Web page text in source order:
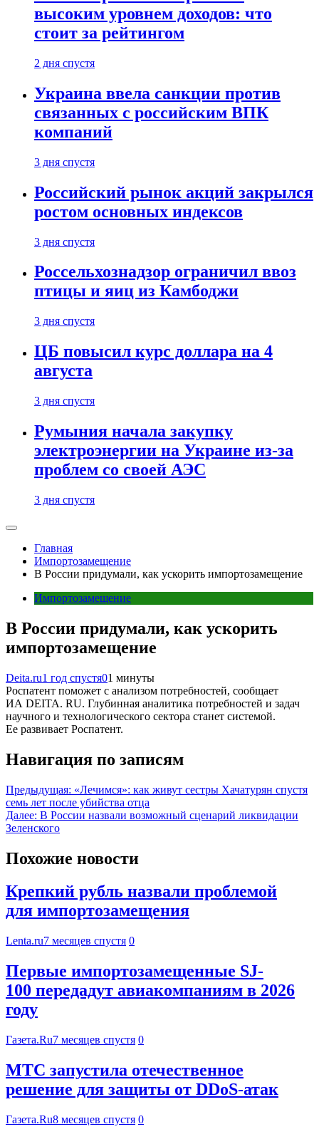
высоким уровнем доходов: что
стоит за рейтингом
2 дня спустя
Украина ввела санкции против
связанных с российским ВПК
компаний
3 дня спустя
Российский рынок акций закрылся
ростом основных индексов
3 дня спустя
Россельхознадзор ограничил ввоз
птицы и яиц из Камбоджи
3 дня спустя
ЦБ повысил курс доллара на 4
августа
3 дня спустя
Румыния начала закупку
электроэнергии на Украине из-за
проблем со своей АЭС
3 дня спустя
Главная
Импортозамещение
В России придумали, как ускорить импортозамещение
Импортозамещение
В России придумали, как ускорить
импортозамещение
Deita.ru1 год спустя01 минуты
Роспатент поможет с анализом потребностей, сообщает
ИА DEITA. RU. Глубинная аналитика потребностей и задач
научного и технологического сектора станет системой.
Ее развивает Роспатент.
Навигация по записям
Предыдущая: «Лечимся»: как живут сестры Хачатурян спустя
семь лет после убийства отца
Далее: В России назвали возможный сценарий ликвидации
Зеленского
Похожие новости
Крепкий рубль назвали проблемой
для импортозамещения
Lenta.ru7 месяцев спустя 0
Первые импортозамещенные SJ-
100 передадут авиакомпаниям в 2026
году
Газета.Ru7 месяцев спустя 0
МТС запустила отечественное
решение для защиты от DDoS-атак
Газета.Ru8 месяцев спустя 0